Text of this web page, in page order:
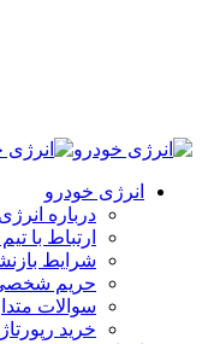
انرژی خودرو
درباره
ارتباط با
شرایط
حریم شخصی
سوالات
خرید